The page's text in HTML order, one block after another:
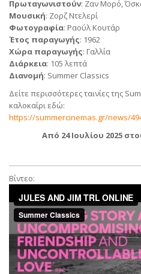
Πρωταγωνιστούν: Ζαν Μορό,
Μουσική: Ζορζ Ντελερί
Φωτογραφία: Ραούλ Κουτάρ
Έτος παραγωγής: 1962
Χώρα παραγωγής: Γαλλία
Διάρκεια: 105 λεπτά
Διανομή: Summer Classics
Δείτε περισσότερες ταινίες της
καλοκαίρι εδώ:
https://summercinemas.gr/news/
Από 24 Ιουλίου 2025
Βίντεο: